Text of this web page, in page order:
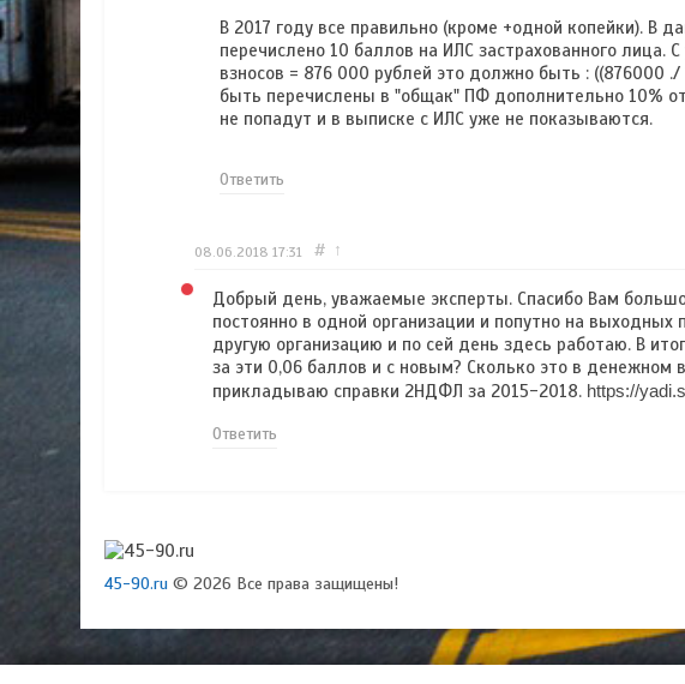
В 2017 году все правильно (кроме +одной копейки). В
перечислено 10 баллов на ИЛС застрахованного
взносов = 876 000 рублей это должно быть : ((876000
быть перечислены в "общак" ПФ дополнительно 10%
не попадут и в выписке с ИЛС уже не показываются.
Ответить
08.06.2018 17:31 # ↑
Добрый день, уважаемые эксперты. Спасибо Вам
постоянно в одной организации и попутно на
другую организацию и по сей день здесь работаю. В
за эти 0,06 баллов и с новым? Сколько это в
прикладываю справки 2НДФЛ за 2015-2018. https://
Ответить
45-90.ru © 2026 Все права защищены!